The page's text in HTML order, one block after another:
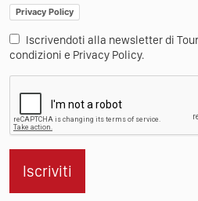
Privacy Policy
Iscrivendoti alla newsletter di
condizioni e Privacy Policy.
Iscriviti